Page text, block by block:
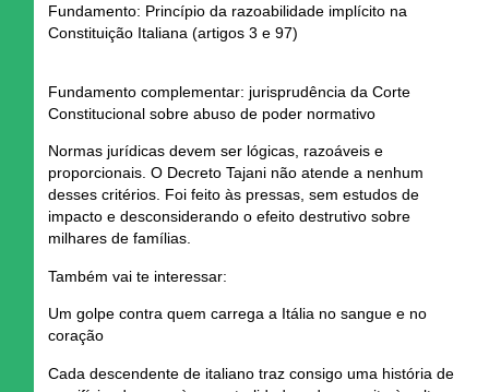
Fundamento: Princípio da razoabilidade implícito na
Constituição Italiana (artigos 3 e 97)
Fundamento complementar: jurisprudência da Corte
Constitucional sobre abuso de poder normativo
Normas jurídicas devem ser lógicas, razoáveis e
proporcionais. O Decreto Tajani não atende a nenhum
desses critérios. Foi feito às pressas, sem estudos de
impacto e desconsiderando o efeito destrutivo sobre
milhares de famílias.
Também vai te interessar:
Um golpe contra quem carrega a Itália no sangue e no
coração
Cada descendente de italiano traz consigo uma história de